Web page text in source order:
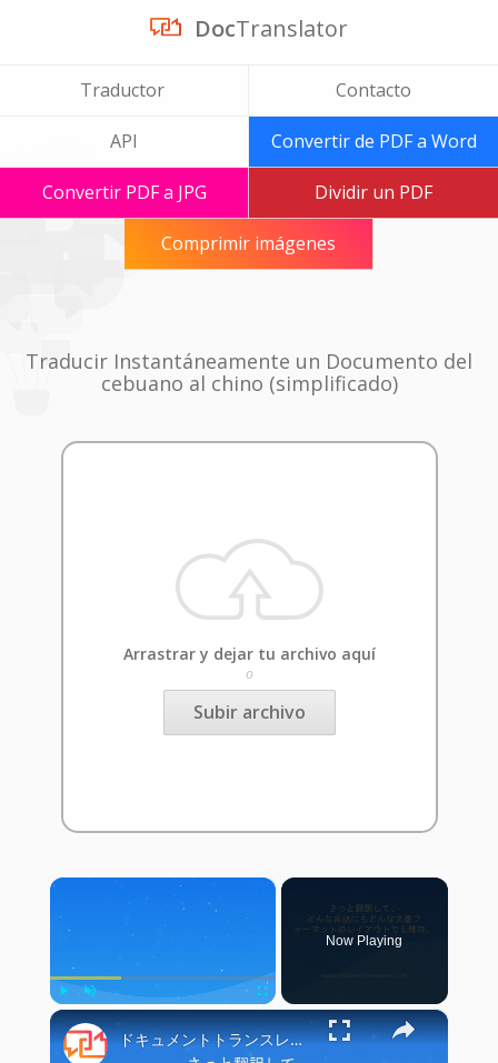
DocTranslator
Traductor Contacto
API Convertir de PDF a Word
Convertir PDF a JPG Dividir un PDF
Comprimir imágenes
Traducir Instantáneamente un Documento del
cebuano al chino (simplificado)
Arrastrar y dejar tu archivo aquí
o
Subir archivo
×
Play Unmute Fullscreen
Now Playing
×
ドキュメントトランスレータを使用するにはどうすればよいですか？